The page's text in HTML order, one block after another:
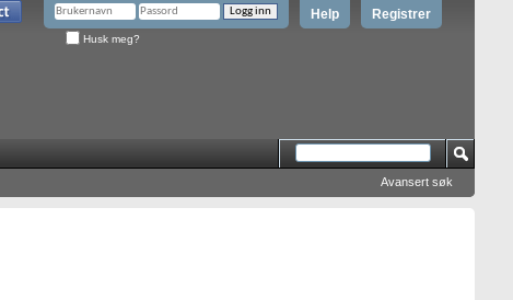
Registrer
Help
Husk meg?
Avansert søk